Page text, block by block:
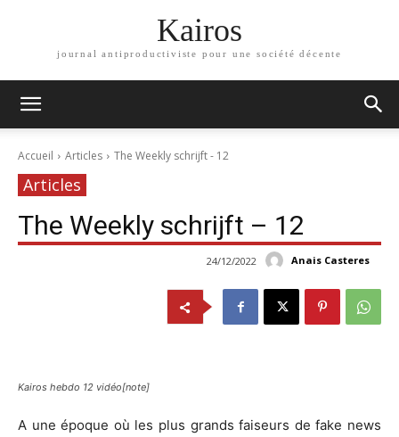
Kairos
journal antiproductiviste pour une société décente
Accueil Articles The Weekly schrijft - 12
Articles
The Weekly schrijft – 12
Anais Casteres
24/12/2022
Kairos hebdo 12 vidéo[note]
A une époque où les plus grands faiseurs de fake news